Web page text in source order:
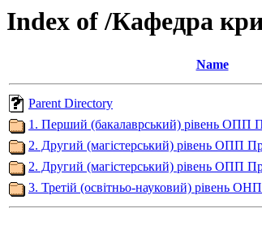
Index of /Кафедра
Name
Parent Directory
1. Перший (бакалаврський) рівень ОПП
2. Другий (магістерський) рівень ОПП
2. Другий (магістерський) рівень ОПП
3. Третій (освітньо-науковий) рівень